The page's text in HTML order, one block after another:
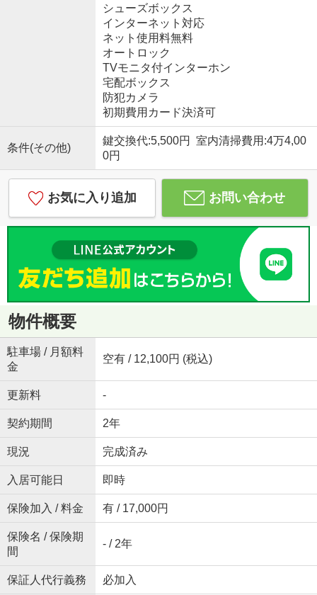
シューズボックス
インターネット対応
ネット使用料無料
オートロック
TVモニタ付インターホン
宅配ボックス
防犯カメラ
初期費用カード決済可
条件(その他)
鍵交換代:5,500円 室内清掃費用:4万4,00
0円
お気に入り追加 お問い合わせ
物件概要
駐車場 / 月額料
金
空有 / 12,100円 (税込)
更新料 -
契約期間 2年
現況 完成済み
入居可能日 即時
保険加入 / 料金 有 / 17,000円
保険名 / 保険期
間
- / 2年
保証人代行義務 必加入